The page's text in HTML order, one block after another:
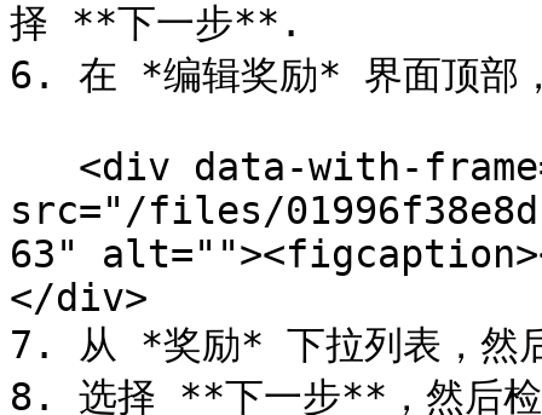
择 **下一步**.
6. 在 *编辑奖励* 界面顶部
src="/files/
63"
</div>
7. 从 *奖励* 下拉列表，然
8. 选择 **下一步**，然后